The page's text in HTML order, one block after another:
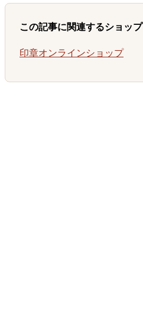
この記事に関連するショップ
印章オンラインショップ